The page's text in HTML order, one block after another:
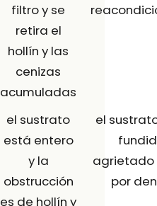
filtro y se
retira el
hollín y las
cenizas
acumuladas
el sustrato
está entero
y la
obstrucción
es de hollín y
el
agrietado
por